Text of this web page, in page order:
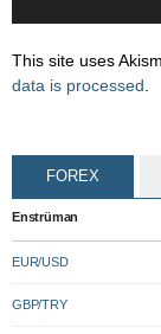
This site uses
data is processed
FOREX
Enstrüman
EUR/USD
GBP/TRY